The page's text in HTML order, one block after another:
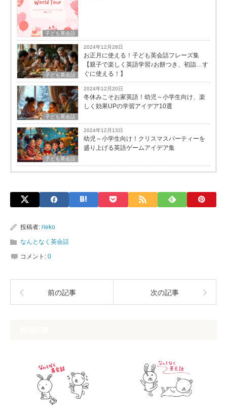
子ども英会話
子ども英会話
2024年12月28日
お正月に使える！子ども英会話フレーズ集
【親子で楽しく英語学習♪お餅つき、初詣…す
ぐに使える！】
子ども英会話
2024年12月20日
冬休みこそお家英語！幼児～小学生向け、楽
しく効果UPの学習アイデア10選
子ども英会話
2024年12月13日
幼児～小学生向け！クリスマスパーティーを
盛り上げる英語ゲームアイデア集
投稿者: rieko
なんとなく英会話
コメント: 0
前の記事 次の記事